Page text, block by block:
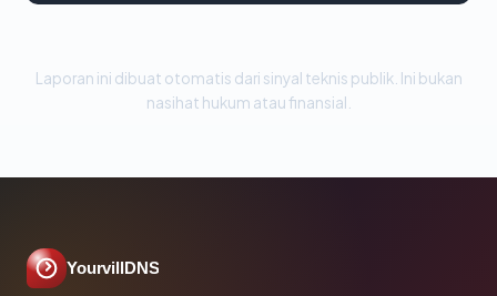
Laporan ini dibuat otomatis dari sinyal teknis publik. Ini bukan
nasihat hukum atau finansial.
YourvillDNS